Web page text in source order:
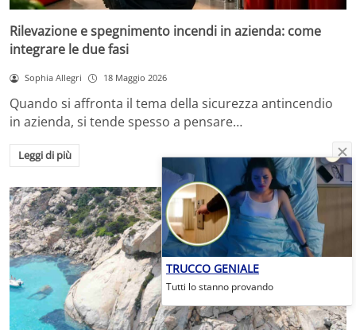
Rilevazione e spegnimento incendi in azienda: come
integrare le due fasi
Sophia Allegri 18 Maggio 2026
Quando si affronta il tema della sicurezza antincendio
in azienda, si tende spesso a pensare…
Leggi di più
TRUCCO GENIALE
Tutti lo stanno provando